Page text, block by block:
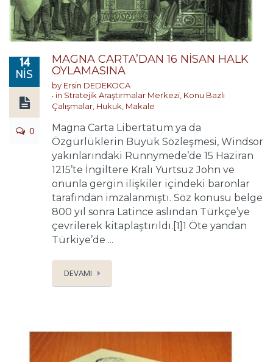
14
NIS
0
MAGNA CARTA’DAN 16 NİSAN HALK
OYLAMASINA
by Ersin DEDEKOCA
in Stratejik Araştırmalar Merkezi, Konu Bazlı
Çalışmalar, Hukuk, Makale
Magna Carta Libertatum ya da
Özgürlüklerin Büyük Sözleşmesi, Windsor
yakınlarındaki Runnymede’de 15 Haziran
1215’te İngiltere Kralı Yurtsuz John ve
onunla gergin ilişkiler içindeki baronlar
tarafından imzalanmıştı. Söz konusu belge
800 yıl sonra Latince aslından Türkçe’ye
çevrilerek kitaplaştırıldı.[1]1 Öte yandan
Türkiye’de ...
DEVAMI